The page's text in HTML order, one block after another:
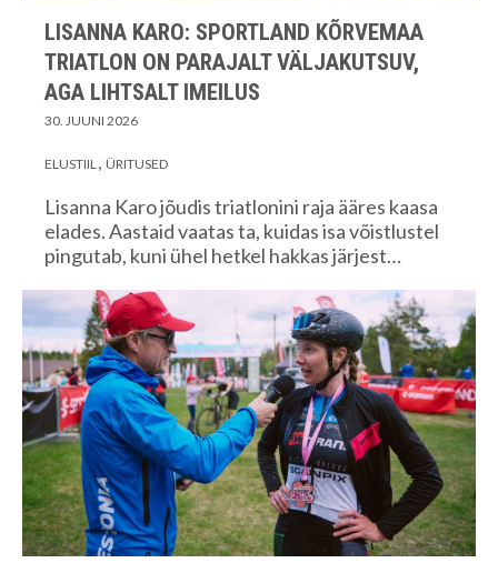
LISANNA KARO: SPORTLAND KÕRVEMAA
TRIATLON ON PARAJALT VÄLJAKUTSUV,
AGA LIHTSALT IMEILUS
30. JUUNI 2026
ELUSTIIL ÜRITUSED
Lisanna Karo jõudis triatlonini raja ääres kaasa
elades. Aastaid vaatas ta, kuidas isa võistlustel
pingutab, kuni ühel hetkel hakkas järjest…